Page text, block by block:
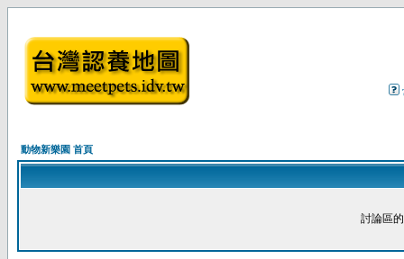
動物新樂園 首頁
討論區